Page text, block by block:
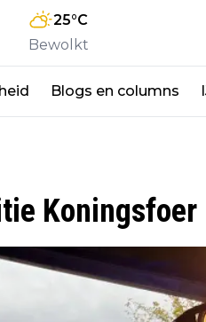
25°C
Bewolkt
Blogs en columns
Koningsfoer